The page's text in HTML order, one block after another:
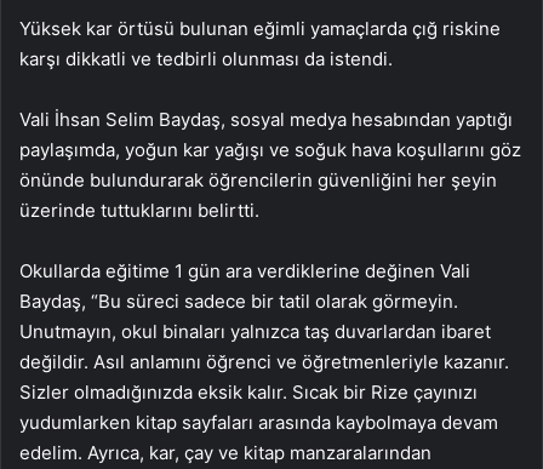
Yüksek kar örtüsü bulunan eğimli yamaçlarda çığ riskine
karşı dikkatli ve tedbirli olunması da istendi.
Vali İhsan Selim Baydaş, sosyal medya hesabından yaptığı
paylaşımda, yoğun kar yağışı ve soğuk hava koşullarını göz
önünde bulundurarak öğrencilerin güvenliğini her şeyin
üzerinde tuttuklarını belirtti.
Okullarda eğitime 1 gün ara verdiklerine değinen Vali
Baydaş, “Bu süreci sadece bir tatil olarak görmeyin.
Unutmayın, okul binaları yalnızca taş duvarlardan ibaret
değildir. Asıl anlamını öğrenci ve öğretmenleriyle kazanır.
Sizler olmadığınızda eksik kalır. Sıcak bir Rize çayınızı
yudumlarken kitap sayfaları arasında kaybolmaya devam
edelim. Ayrıca, kar, çay ve kitap manzaralarından